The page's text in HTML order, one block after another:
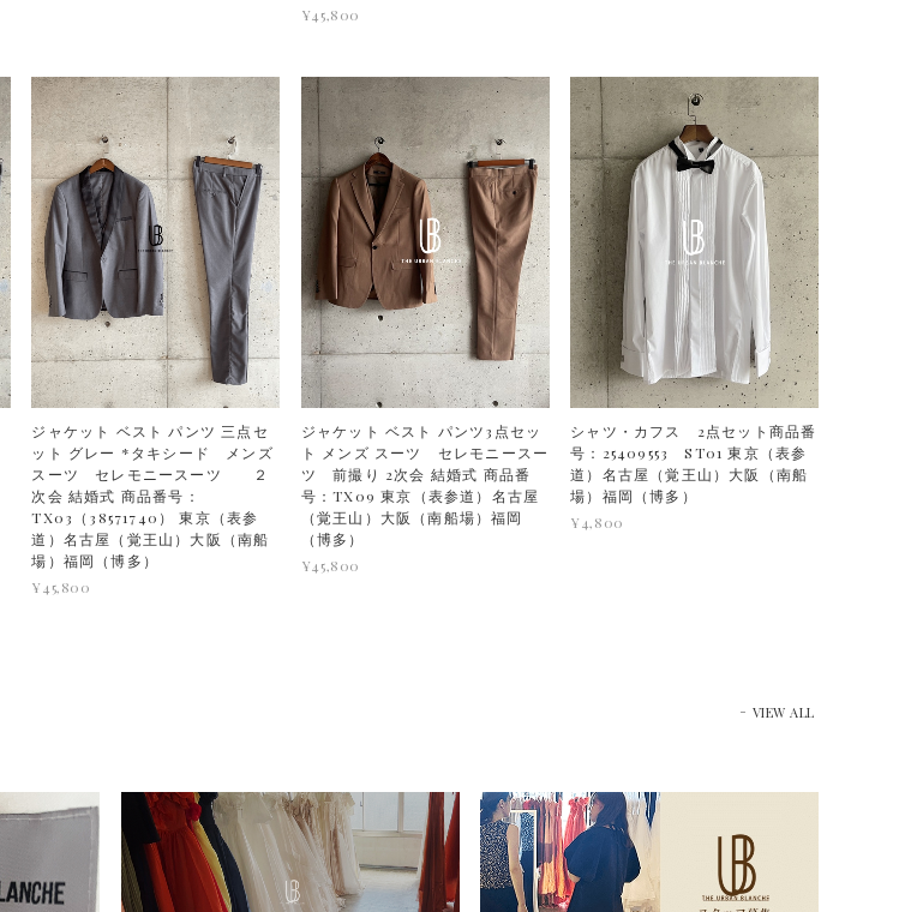
¥45,800
ジャケット ベスト パンツ 三点セ
ット グレー *タキシード メンズ
スーツ セレモニースーツ ２
次会 結婚式 商品番号：
TX03（38571740） 東京（表参
道）名古屋（覚王山）大阪（南船
場）福岡（博多）
¥45,800
ジャケット ベスト パンツ3点セッ
ト メンズ スーツ セレモニースー
ツ 前撮り 2次会 結婚式 商品番
号：TX09 東京（表参道）名古屋
（覚王山）大阪（南船場）福岡
（博多）
¥45,800
シャツ・カフス 2点セット商品番
号：25409553 ST01 東京（表参
道）名古屋（覚王山）大阪（南船
場）福岡（博多）
¥4,800
VIEW ALL